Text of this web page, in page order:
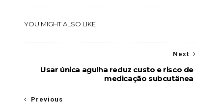
YOU MIGHT ALSO LIKE
Next
Usar única agulha reduz custo e risco de
medicação subcutânea
Previous